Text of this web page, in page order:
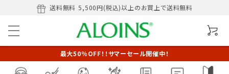
送料無料 5,500円(税込)以上のお買上で送料無料
最大50％OFF！！サマーセール開催中！